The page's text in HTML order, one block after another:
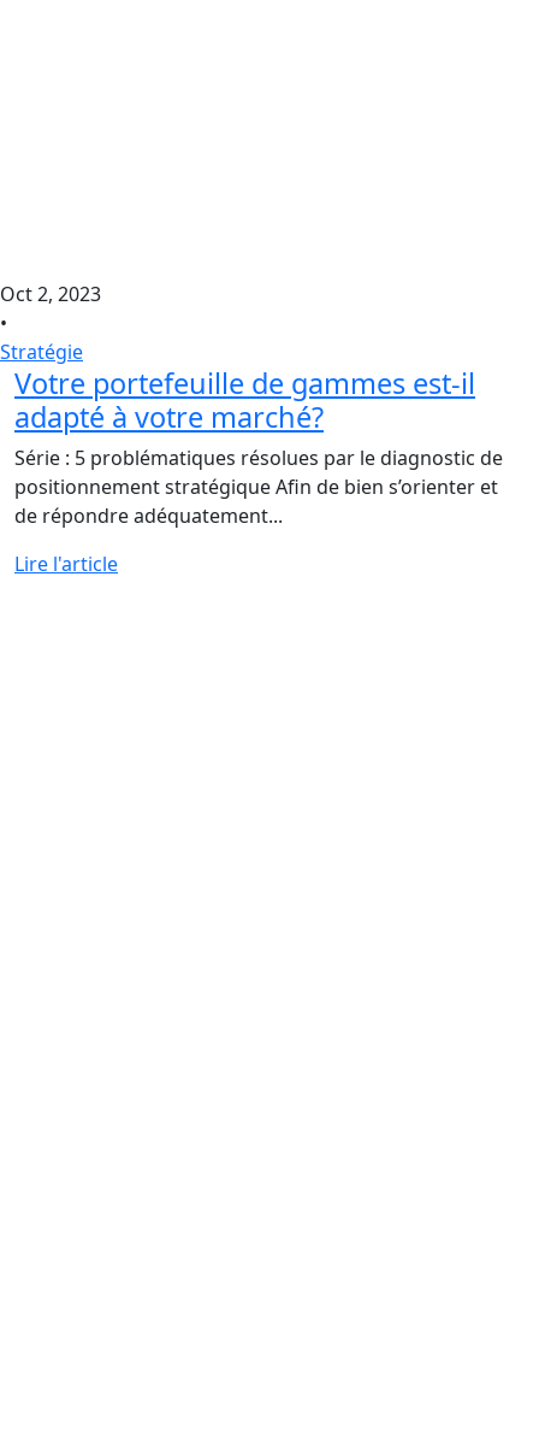
Oct 2, 2023
•
Stratégie
Votre portefeuille de gammes est-il
adapté à votre marché?
Série : 5 problématiques résolues par le diagnostic de
positionnement stratégique Afin de bien s’orienter et
de répondre adéquatement...
Lire l'article